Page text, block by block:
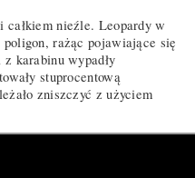
nieźle. Leopardy w
poligon, rażąc pojawiające się
karabinu wypadły
stuprocentową
zniszczyć z użyciem